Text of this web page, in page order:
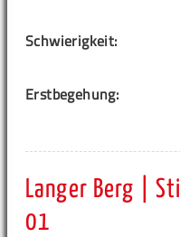
Schwierigkeit:
Erstbegehung:
Langer Berg |
01